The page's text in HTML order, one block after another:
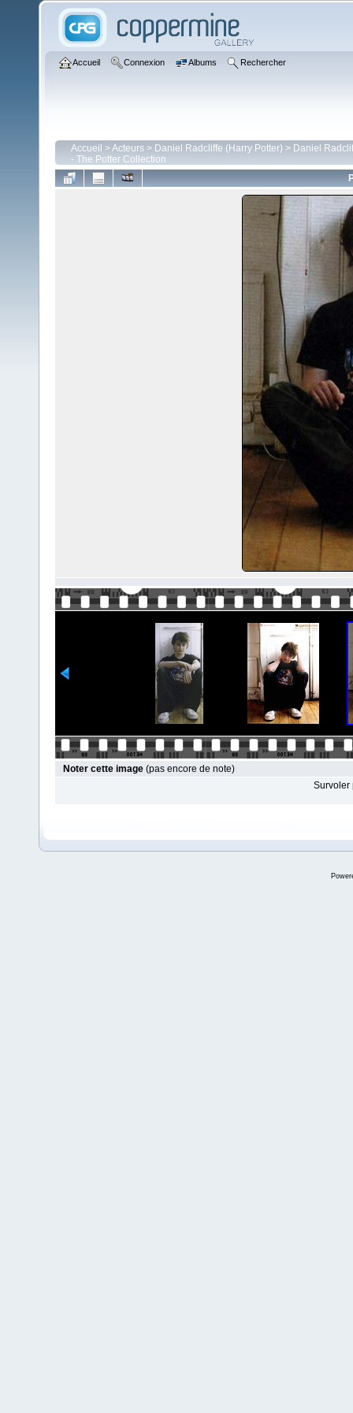
Accueil Connexion Albums Rechercher
Accueil >Acteurs > Daniel Radcliffe (Harry Potter) > Daniel
- The Potter Collection
Noter cette image (pas encore de note)
Survoler